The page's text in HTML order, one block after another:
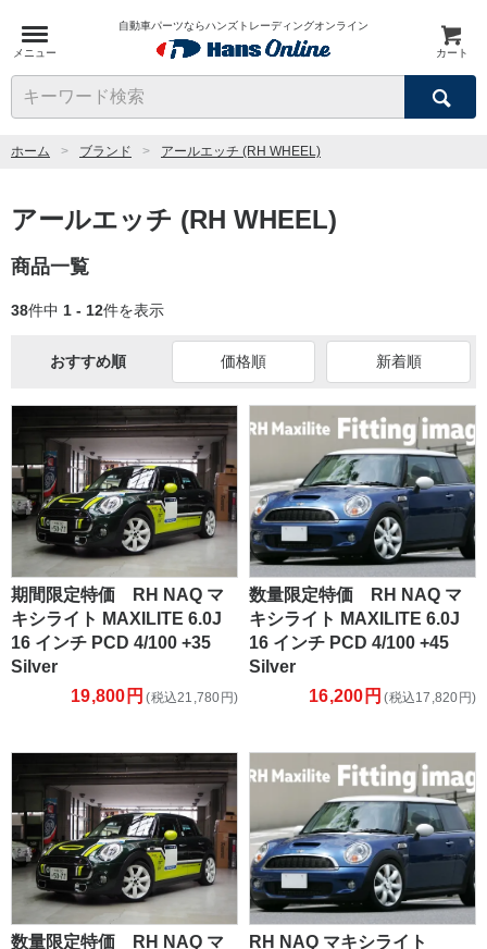
メニュー
自動車パーツならハンズトレーディングオンライン
カート
キーワード検索 検索
ホーム ブランド アールエッチ (RH WHEEL)
アールエッチ (RH WHEEL)
商品一覧
38件中 1 - 12件を表示
おすすめ順 価格順 新着順
期間限定特価 RH NAQ マ
キシライト MAXILITE 6.0J
16 インチ PCD 4/100 +35
Silver
19,800円 (税込21,780円)
数量限定特価 RH NAQ マ
キシライト MAXILITE 6.0J
16 インチ PCD 4/100 +45
Silver
16,200円 (税込17,820円)
数量限定特価 RH NAQ マ
RH NAQ マキシライト